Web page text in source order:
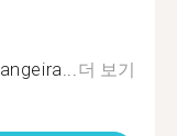
더 보기